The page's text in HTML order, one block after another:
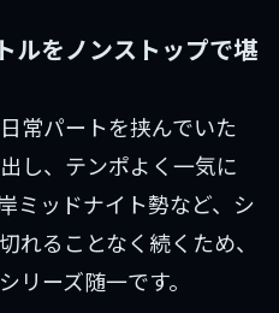
をノンストップで堪
常パートを挟んでいた
し、テンポよく一気に
ミッドナイト勢など、シ
れることなく続くため、
リーズ随一です。